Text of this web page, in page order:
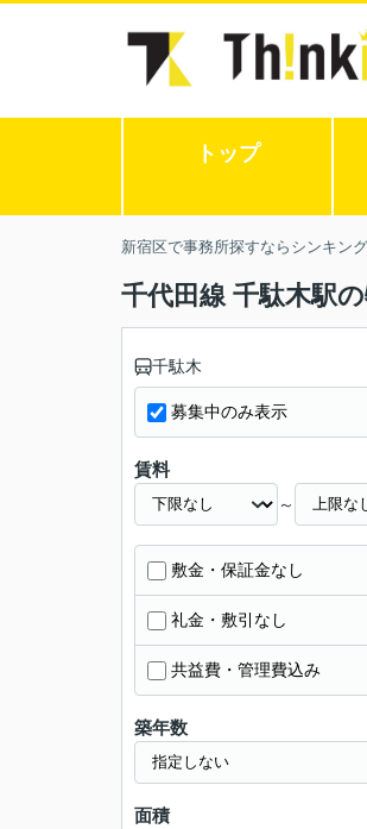
トップ
新宿区で事務所探すならシンキング
千代田線 千駄木駅
千駄木
募集中のみ表示
賃料
～
敷金・保証金なし
礼金・敷引なし
共益費・管理費込み
築年数
面積